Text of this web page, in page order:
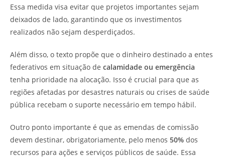
Essa medida visa evitar que projetos importantes sejam
deixados de lado, garantindo que os investimentos
realizados não sejam desperdiçados.
Além disso, o texto propõe que o dinheiro destinado a entes
federativos em situação de calamidade ou emergência
tenha prioridade na alocação. Isso é crucial para que as
regiões afetadas por desastres naturais ou crises de saúde
pública recebam o suporte necessário em tempo hábil.
Outro ponto importante é que as emendas de comissão
devem destinar, obrigatoriamente, pelo menos 50% dos
recursos para ações e serviços públicos de saúde. Essa